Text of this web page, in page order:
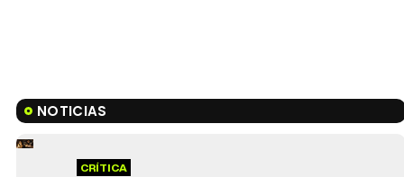
NOTICIAS
CRÍTICA